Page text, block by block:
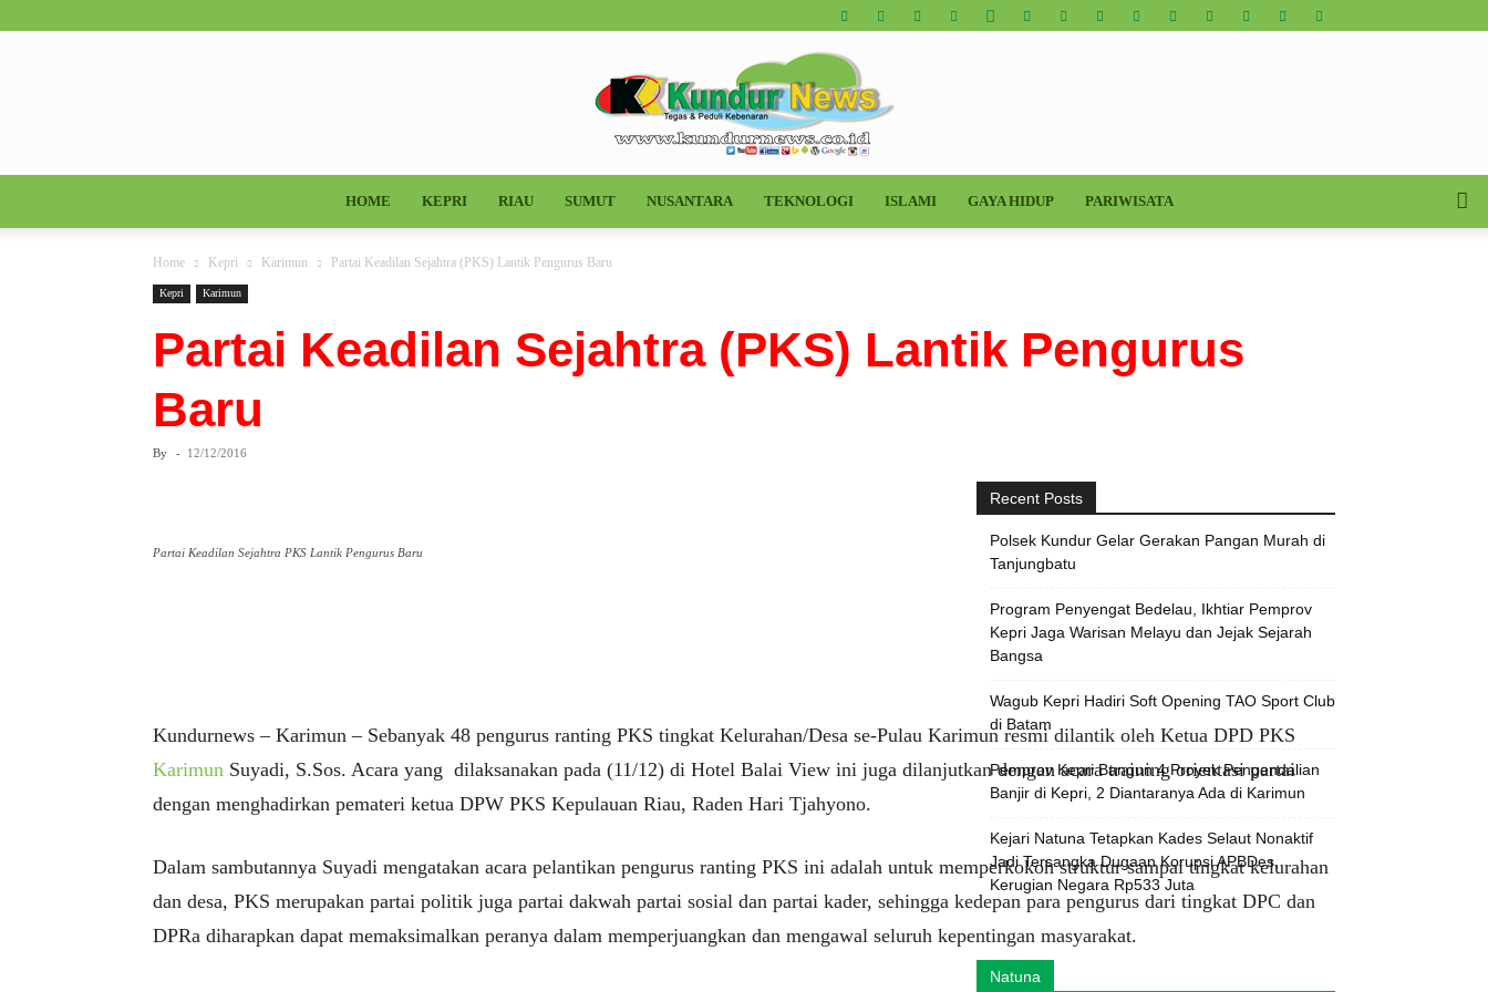
Kundur
News
HOME KEPRI RIAU SUMUT NUSANTARA TEKNOLOGI ISLAMI GAYA HIDUP PARIWISATA
Home Kepri Karimun Partai Keadilan Sejahtra (PKS) Lantik Pengurus Baru
Kepri Karimun
Partai Keadilan Sejahtra (PKS) Lantik Pengurus Baru
By -
Partai Keadilan Sejahtra PKS Lantik Pengurus Baru
Recent Posts
Polsek Kundur Gelar Gerakan Pangan Murah di
Program Penyengat Bedelau, Ikhtiar Pemprov
Kepri Jaga Warisan Melayu dan Jejak Sejarah
Bangsa
Wagub Kepri Hadiri Soft Opening TAO Sport Club
di Batam